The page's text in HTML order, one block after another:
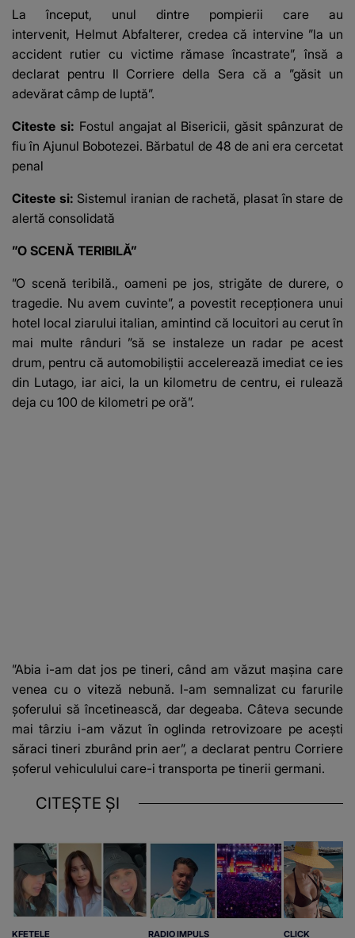
La început, unul dintre pompierii care au
intervenit, Helmut Abfalterer, credea că intervine ”la un
accident rutier cu victime rămase încastrate”, însă a
declarat pentru Il Corriere della Sera că a ”găsit un
adevărat câmp de luptă”.
Citeste si: Fostul angajat al Bisericii, găsit spânzurat de
fiu în Ajunul Bobotezei. Bărbatul de 48 de ani era cercetat
penal
Citeste si: Sistemul iranian de rachetă, plasat în stare de
alertă consolidată
”O SCENĂ TERIBILĂ”
”O scenă teribilă., oameni pe jos, strigăte de durere, o
tragedie. Nu avem cuvinte”, a povestit recepţionera unui
hotel local ziarului italian, amintind că locuitori au cerut în
mai multe rânduri ”să se instaleze un radar pe acest
drum, pentru că automobiliştii accelerează imediat ce ies
din Lutago, iar aici, la un kilometru de centru, ei rulează
deja cu 100 de kilometri pe oră”.
”Abia i-am dat jos pe tineri, când am văzut maşina care
venea cu o viteză nebună. I-am semnalizat cu farurile
şoferului să încetinească, dar degeaba. Câteva secunde
mai târziu i-am văzut în oglinda retrovizoare pe aceşti
săraci tineri zburând prin aer”, a declarat pentru Corriere
şoferul vehiculului care-i transporta pe tinerii germani.
CITEȘTE ȘI
KFETELE RADIO IMPULS CLICK